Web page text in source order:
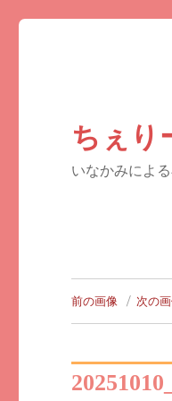
ちぇり
いなかみによ
前の画像 次の